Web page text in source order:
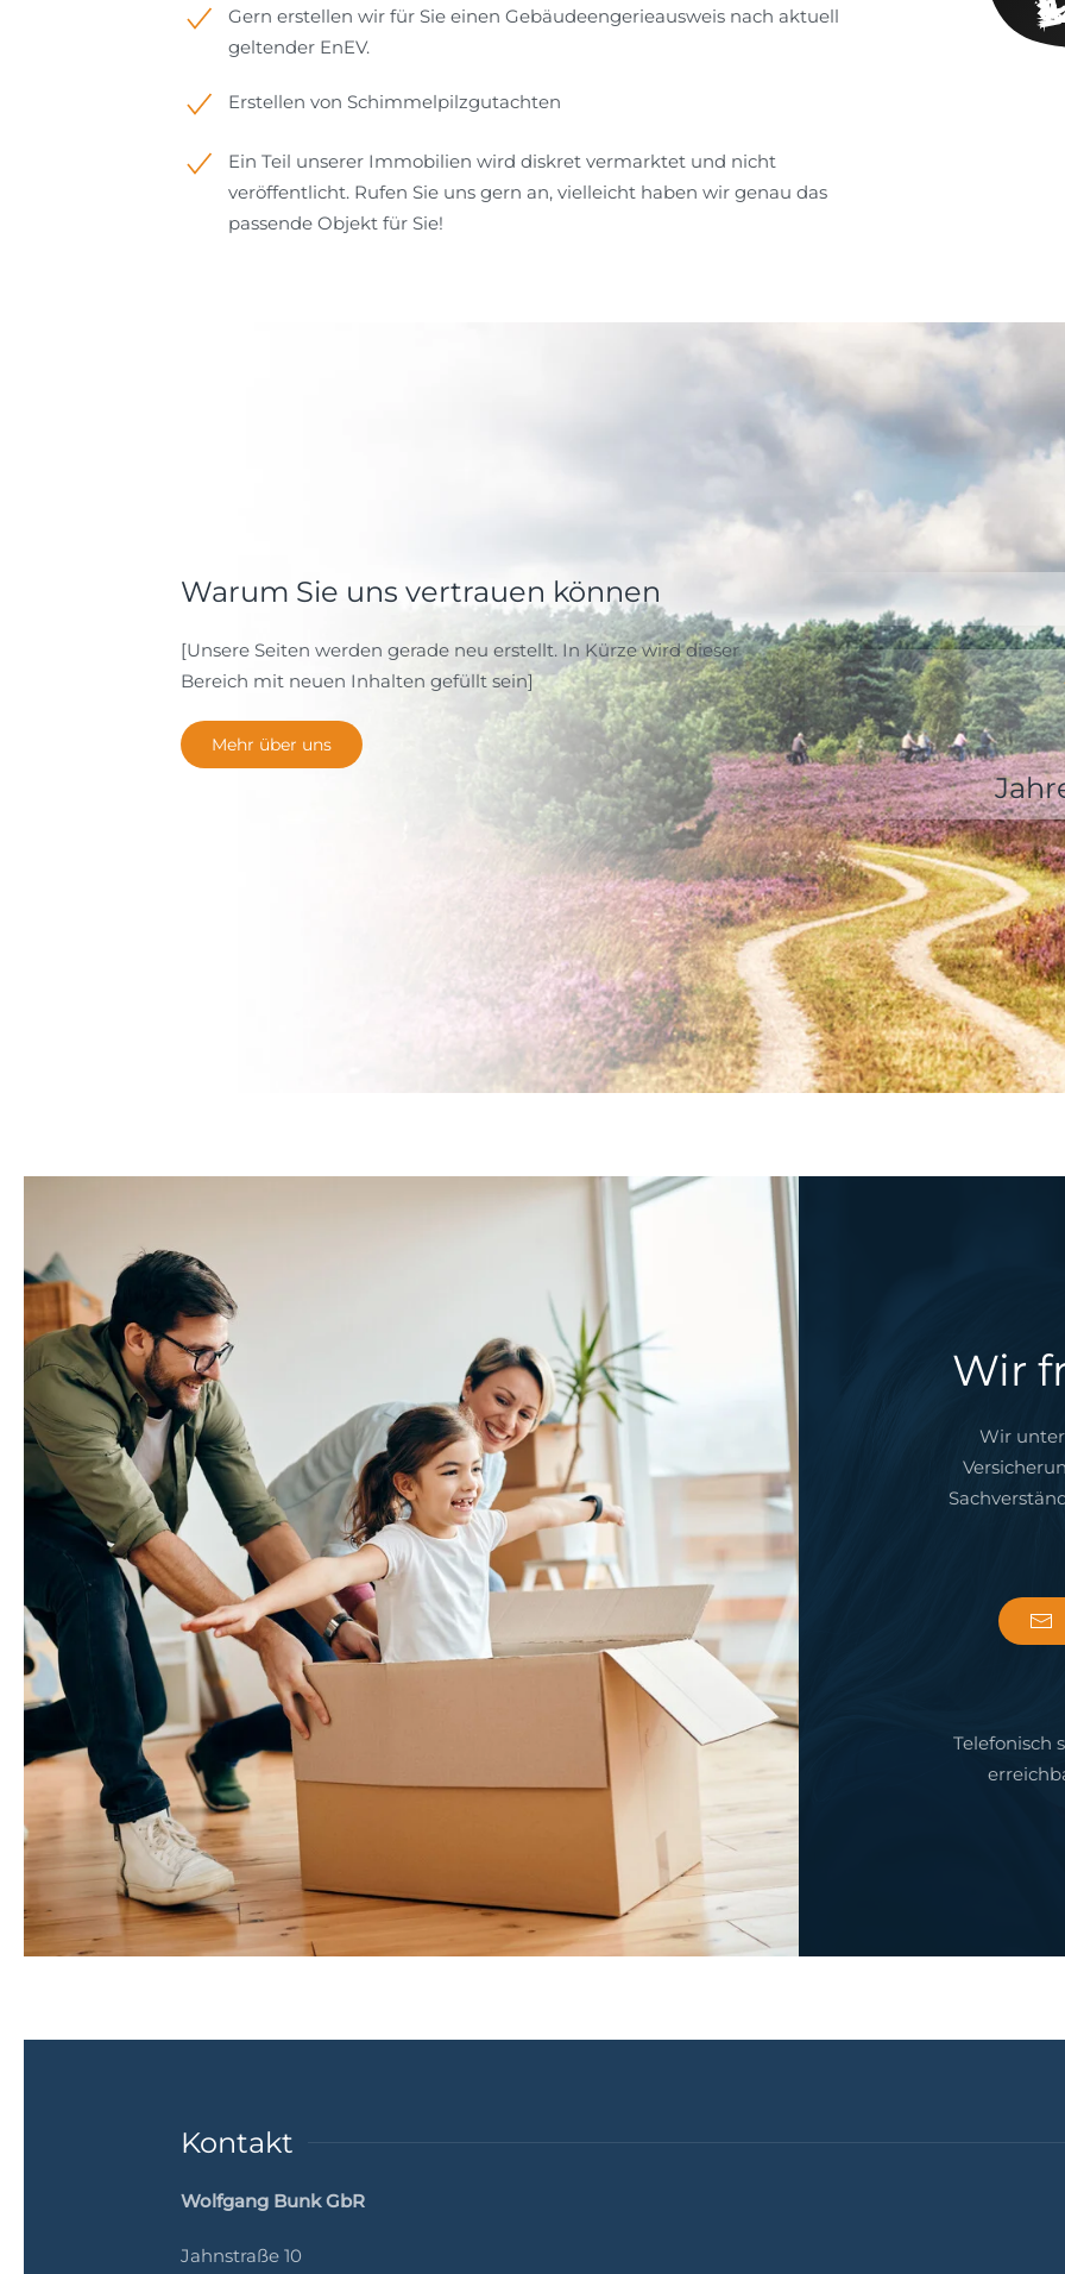
Gern erstellen wir für Sie einen Gebäudeengerieausweis nach aktuell
geltender EnEV.
Erstellen von Schimmelpilzgutachten
Ein Teil unserer Immobilien wird diskret vermarktet und nicht
veröffentlicht. Rufen Sie uns gern an, vielleicht haben wir genau das
passende Objekt für Sie!
Warum Sie uns vertrauen können
[Unsere Seiten werden gerade neu erstellt. In Kürze wird dieser
Bereich mit neuen Inhalten gefüllt sein]
Mehr über uns
Wir
Wir
Telefonisch
Kontakt
Wolfgang Bunk GbR
Jahnstraße 10